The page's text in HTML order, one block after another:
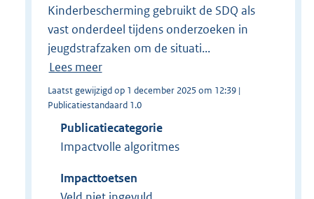
Kinderbescherming gebruikt de SDQ als
vast onderdeel tijdens onderzoeken in
jeugdstrafzaken om de situati...
Lees meer
Laatst gewijzigd op 1 december 2025 om 12:39 |
Publicatiestandaard 1.0
Publicatiecategorie
Impactvolle algoritmes
Impacttoetsen